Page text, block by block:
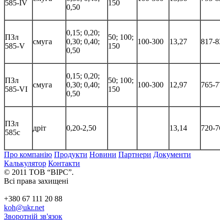
585-IV
0,50
150
ПЗл
585-V
смуга
0,15; 0,20;
0,30; 0,40;
0,50
50; 100;
150
100-300 13,27 817-
ПЗл
585-VI
смуга
0,15; 0,20;
0,30; 0,40;
0,50
50; 100;
150
100-300 12,97 765-
ПЗл
585с
дріт 0,20-2,50 13,14 720-
Про компанію Продукти Новини Партнери Документи
Калькулятор Контакти
© 2011 ТОВ “ВІРС”.
Всі права захищені
+380 67 111 20 88
koh@ukr.net
Зворотній зв'язок